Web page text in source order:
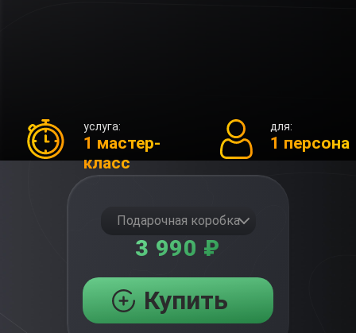
услуга:
1 мастер-
класс
для:
1 персона
Подарочная коробка
3 990 ₽
Купить